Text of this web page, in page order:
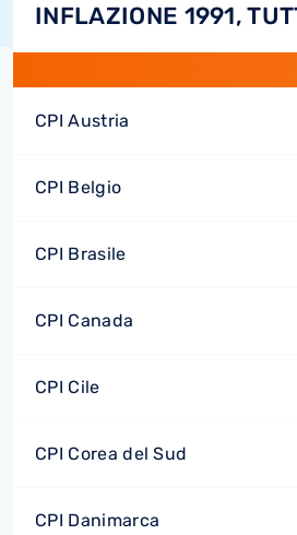
INFLAZIONE 1991,
CPI Austria
CPI Belgio
CPI Brasile
CPI Canada
CPI Cile
CPI Corea del Sud
CPI Danimarca